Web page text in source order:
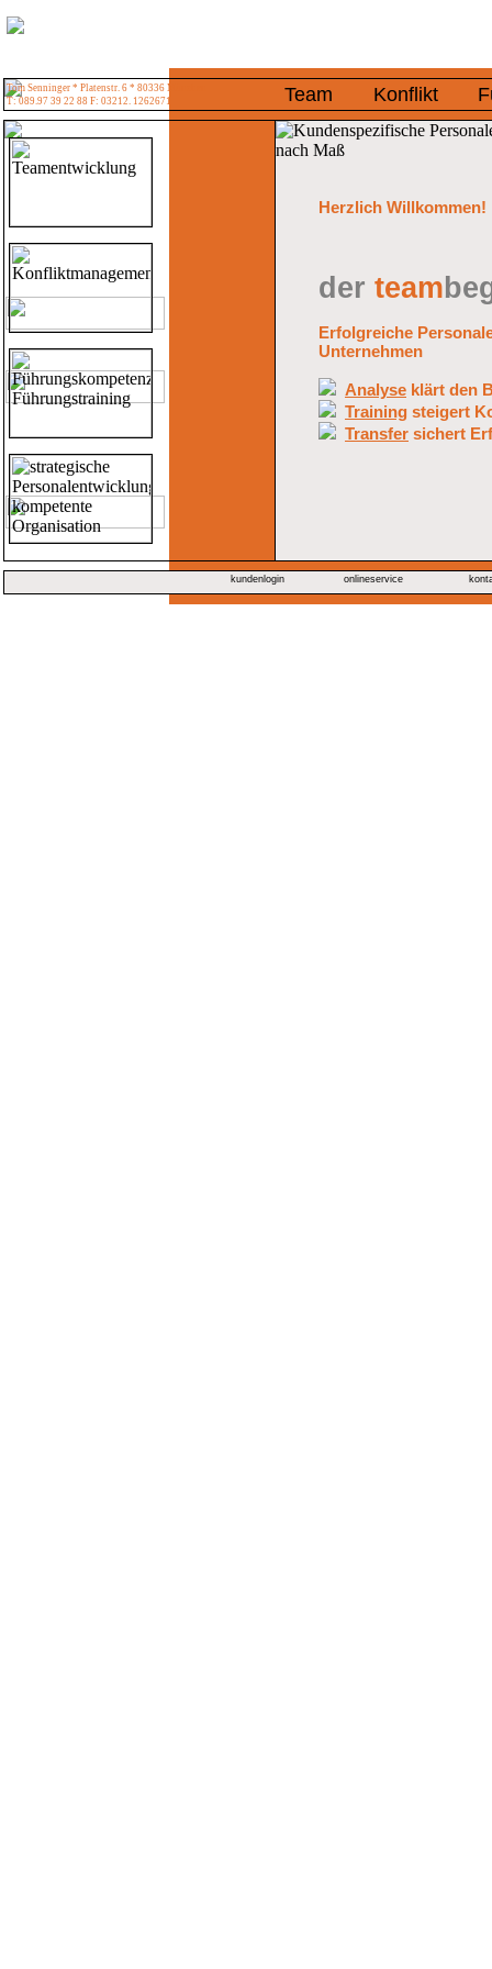
Tom Senninger * Platenstr. 6 * 80336 München
T: 089.97 39 22 88 F: 03212. 1262671
Team Konflikt
kundenlogin onlineservice
Herzlich Willkommen!
der team
Erfolgreiche
Unternehmen
Analyse klärt den
Training steigert
Transfer sichert